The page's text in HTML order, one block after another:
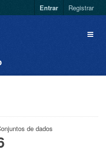
Entrar Registrar
de dados